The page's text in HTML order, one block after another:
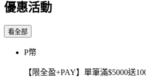
優惠活動
看全部
P幣
【限全盈+PAY】單筆滿$5000送